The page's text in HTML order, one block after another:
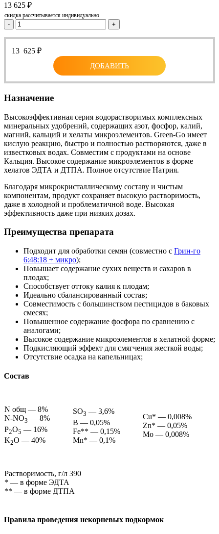
13 625 ₽
скидка рассчитывается индивидуально
- +
13 625 ₽
ДОБАВИТЬ
Назначение
Высокоэффективная серия водорастворимых комплексных
минеральных удобрений, содержащих азот, фосфор, калий,
магний, кальций и хелаты микроэлементов. Green-Go имеет
кислую реакцию, быстро и полностью растворяются, даже в
известковых водах. Совместим с продуктами на основе
Кальция. Высокое содержание микроэлементов в форме
хелатов ЭДТА и ДТПА. Полное отсутствие Натрия.
Благодаря микрокристаллическому составу и чистым
компонентам, продукт сохраняет высокую растворимость,
даже в холодной и проблематичной воде. Высокая
эффективность даже при низких дозах.
Преимущества препарата
Подходит для обработки семян (совместно с Грин-го
6:48:18 + микро);
Повышает содержание сухих веществ и сахаров в
плодах;
Способствует оттоку калия к плодам;
Идеально сбалансированный состав;
Совместимость с большинством пестицидов в баковых
смесях;
Повышенное содержание фосфора по сравнению с
аналогами;
Высокое содержание микроэлементов в хелатной форме;
Подкисляющий эффект для смягчения жесткой воды;
Отсутствие осадка на капельницах;
Состав
N общ — 8%
N-NO3 — 8%
P2O5 — 16%
K2O — 40%
SO3 — 3,6%
B — 0,05%
Fe** — 0,15%
Mn* — 0,1%
Cu* — 0,008%
Zn* — 0,05%
Mo — 0,008%
Растворимость, г/л 390
* — в форме ЭДТА
** — в форме ДТПА
Правила проведения некорневых подкормок